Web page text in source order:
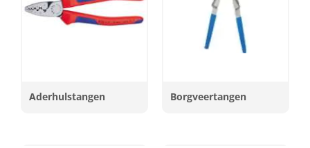
Aderhulstangen Borgveertangen